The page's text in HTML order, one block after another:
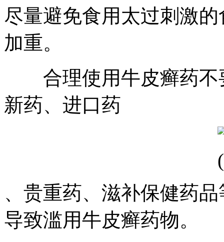
尽量避免食用太过刺激
加重。
合理使用牛皮癣药不
新药、进口药
、贵重药、滋补保健药
导致滥用牛皮癣药物。